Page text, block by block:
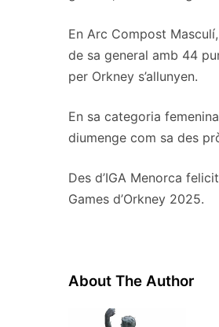
En Arc Compost
de sa general amb 44
per Orkney s’allunyen.
En sa categoria
diumenge com sa des
Des d’IGA Menorca
Games d’Orkney 2025.
About The Author